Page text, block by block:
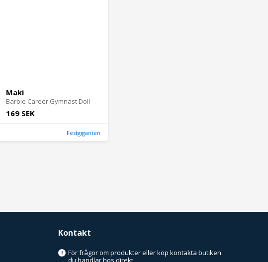
Maki
Barbie Career Gymnast Doll
169 SEK
Festgiganten
Kontakt
!
För frågor om produkter eller köp kontakta butiken
du handlar hos direkt